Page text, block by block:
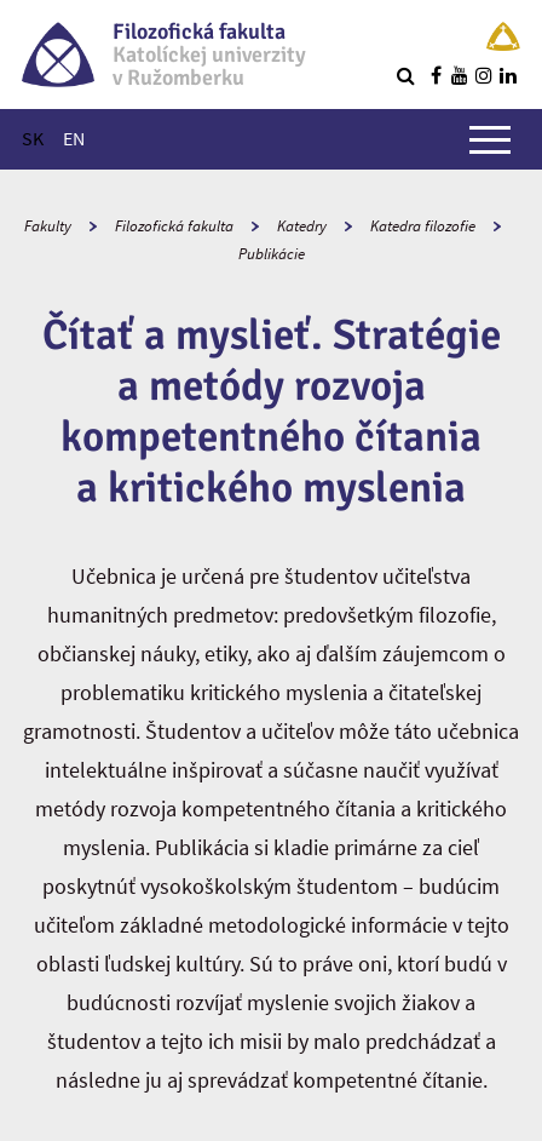
Filozofická fakulta
Katolíckej univerzity
v Ružomberku
SK EN
Hlavné menu
Fakulty Filozofická fakulta Katedry
Katedra filozofie
Publikácie
Čítať a myslieť. Stratégie
a metódy rozvoja
kompetentného čítania
a kritického myslenia
Učebnica je určená pre študentov učiteľstva
humanitných predmetov: predovšetkým filozofie,
občianskej náuky, etiky, ako aj ďalším záujemcom o
problematiku kritického myslenia a čitateľskej
gramotnosti. Študentov a učiteľov môže táto učebnica
intelektuálne inšpirovať a súčasne naučiť využívať
metódy rozvoja kompetentného čítania a kritického
myslenia. Publikácia si kladie primárne za cieľ
poskytnúť vysokoškolským študentom – budúcim
učiteľom základné metodologické informácie v tejto
oblasti ľudskej kultúry. Sú to práve oni, ktorí budú v
budúcnosti rozvíjať myslenie svojich žiakov a
študentov a tejto ich misii by malo predchádzať a
následne ju aj sprevádzať kompetentné čítanie.